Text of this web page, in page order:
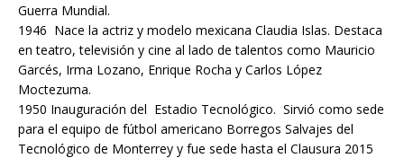
Guerra Mundial.
1946 Nace la actriz y modelo mexicana Claudia Islas. Destaca
en teatro, televisión y cine al lado de talentos como Mauricio
Garcés, Irma Lozano, Enrique Rocha y Carlos López
Moctezuma.
1950 Inauguración del Estadio Tecnológico. Sirvió como sede
para el equipo de fútbol americano Borregos Salvajes del
Tecnológico de Monterrey y fue sede hasta el Clausura 2015